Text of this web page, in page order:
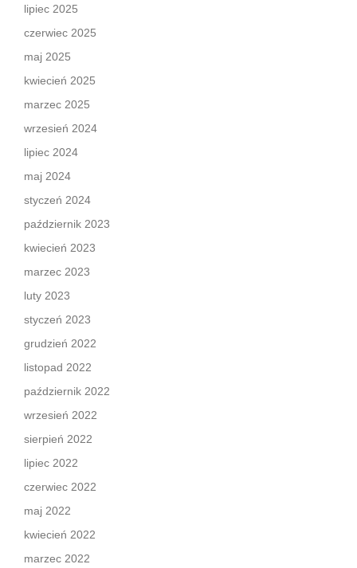
lipiec 2025
czerwiec 2025
maj 2025
kwiecień 2025
marzec 2025
wrzesień 2024
lipiec 2024
maj 2024
styczeń 2024
październik 2023
kwiecień 2023
marzec 2023
luty 2023
styczeń 2023
grudzień 2022
listopad 2022
październik 2022
wrzesień 2022
sierpień 2022
lipiec 2022
czerwiec 2022
maj 2022
kwiecień 2022
marzec 2022